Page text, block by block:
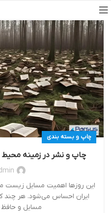
چاپ و بسته بندی
چاپ و نشر در زمینه
این روزها اهمیت مسایل
ایران احساس می‌شود. هر چند
مسایل و